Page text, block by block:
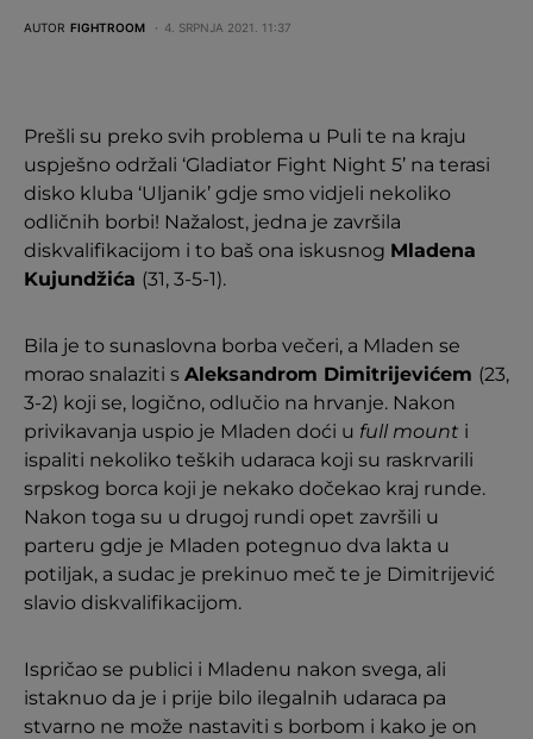
AUTOR FIGHTROOM 4. SRPNJA 2021. 11:37
Prešli su preko svih problema u Puli te na kraju
uspješno održali ‘Gladiator Fight Night 5’ na terasi
disko kluba ‘Uljanik’ gdje smo vidjeli nekoliko
odličnih borbi! Nažalost, jedna je završila
diskvalifikacijom i to baš ona iskusnog Mladena
Kujundžića (31, 3-5-1).
Bila je to sunaslovna borba večeri, a Mladen se
morao snalaziti s Aleksandrom Dimitrijevićem (23,
3-2) koji se, logično, odlučio na hrvanje. Nakon
privikavanja uspio je Mladen doći u full mount i
ispaliti nekoliko teških udaraca koji su raskrvarili
srpskog borca koji je nekako dočekao kraj runde.
Nakon toga su u drugoj rundi opet završili u
parteru gdje je Mladen potegnuo dva lakta u
potiljak, a sudac je prekinuo meč te je Dimitrijević
slavio diskvalifikacijom.
Ispričao se publici i Mladenu nakon svega, ali
istaknuo da je i prije bilo ilegalnih udaraca pa
stvarno ne može nastaviti s borbom i kako je on